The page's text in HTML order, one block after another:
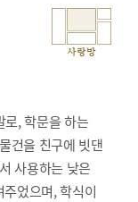
사랑방
로, 학문을 하는
건을 친구에 빗댄
사용하는 낮은
었으며, 학식이